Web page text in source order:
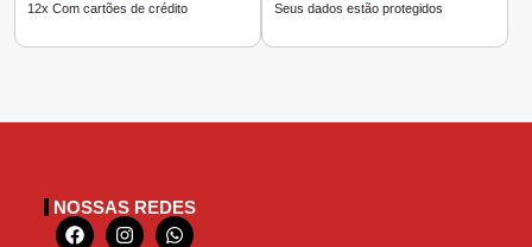
12x Com cartões de crédito Seus dados estão protegidos
NOSSAS REDES